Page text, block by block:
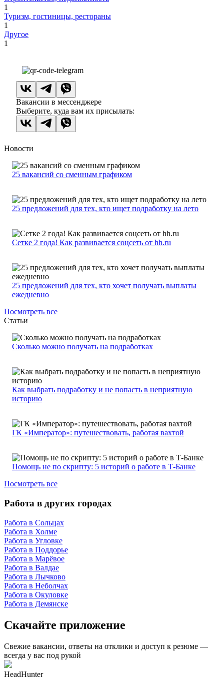
1
Туризм, гостиницы, рестораны
1
Другое
1
Вакансии в мессенджере
Выберите, куда вам их присылать:
Новости
25 вакансий со сменным графиком
25 предложений для тех, кто ищет подработку на лето
Сетке 2 года! Как развивается соцсеть от hh.ru
25 предложений для тех, кто хочет получать выплаты
ежедневно
Посмотреть все
Статьи
Сколько можно получать на подработках
Как выбрать подработку и не попасть в неприятную
историю
ГК «Император»: путешествовать, работая вахтой
Помощь не по скрипту: 5 историй о работе в Т-Банке
Посмотреть все
Работа в других городах
Работа в Сольцах
Работа в Холме
Работа в Угловке
Работа в Поддорье
Работа в Марёвое
Работа в Валдае
Работа в Лычково
Работа в Неболчах
Работа в Окуловке
Работа в Демянске
Скачайте приложение
Свежие вакансии, ответы на отклики и доступ к резюме —
всегда у вас под рукой
HeadHunter